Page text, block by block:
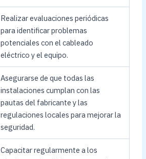
Realizar evaluaciones periódicas
para identificar problemas
potenciales con el cableado
eléctrico y el equipo.
Asegurarse de que todas las
instalaciones cumplan con las
pautas del fabricante y las
regulaciones locales para mejorar la
seguridad.
Capacitar regularmente a los